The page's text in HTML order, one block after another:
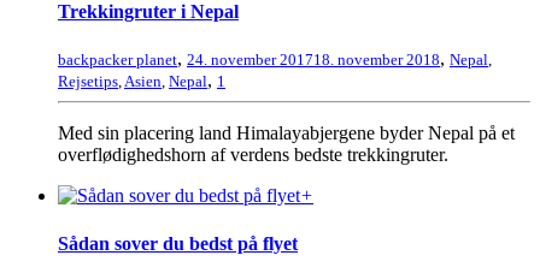
Trekkingruter i Nepal
backpacker planet, 24. november 201718. november 2018, Nepal,
Rejsetips,Asien, Nepal, 1
Med sin placering land Himalayabjergene byder Nepal på et
overflødighedshorn af verdens bedste trekkingruter.
+
Sådan sover du bedst på flyet